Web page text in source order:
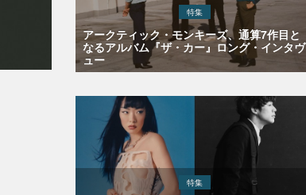
特集
アークティック・モンキーズ、通算7作目と
なるアルバム『ザ・カー』ロング・インタヴ
ュー
特集